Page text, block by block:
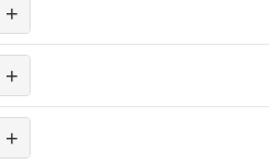
BUNDHOSE
+
BUNDHOSE
+
BUNDHOSE
+